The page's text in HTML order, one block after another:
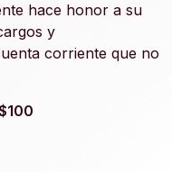
hace honor a su
y
corriente que no